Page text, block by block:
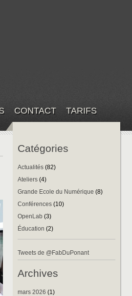
CONTACT
TARIFS
Catégories
Actualités (82)
Ateliers (4)
Grande Ecole du Numérique (8)
Conférences (10)
OpenLab (3)
Éducation (2)
Tweets de @FabDuPonant
Archives
mars 2026 (1)